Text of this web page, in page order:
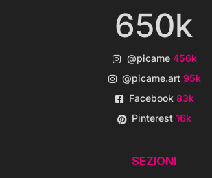
650k
@picame 456k
@picame.art95k
Facebook83k
Pinterest16k
SEZIONI